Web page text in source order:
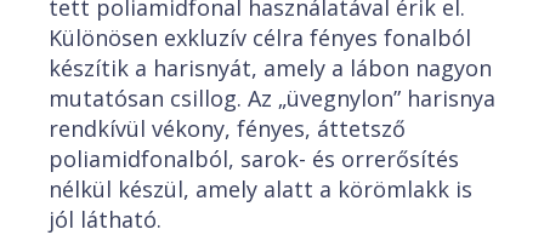
tett poliamidfonal használatával érik el.
Különösen exkluzív célra fényes fonalból
készítik a harisnyát, amely a lábon nagyon
mutatósan csillog. Az „üvegnylon” harisnya
rendkívül vékony, fényes, áttetsző
poliamidfonalból, sarok- és orrerősítés
nélkül készül, amely alatt a körömlakk is
jól látható.